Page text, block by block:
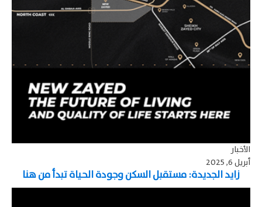
الأخبار
أبريل 6, 2025
زايد الجديدة: مستقبل السكن وجودة الحياة تبدأ من هنا